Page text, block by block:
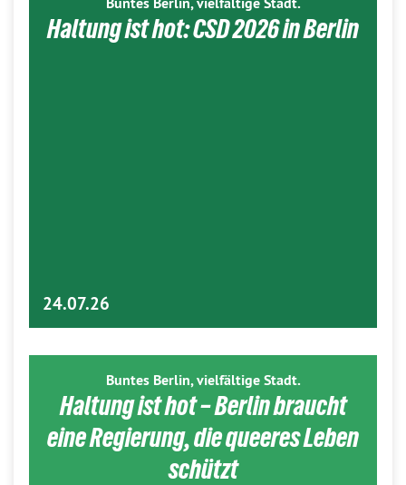
Haltung ist hot: CSD 2026 in Berlin
24.07.26
Buntes Berlin, vielfältige Stadt.
Haltung ist hot – Berlin braucht
eine Regierung, die queeres Leben
schützt